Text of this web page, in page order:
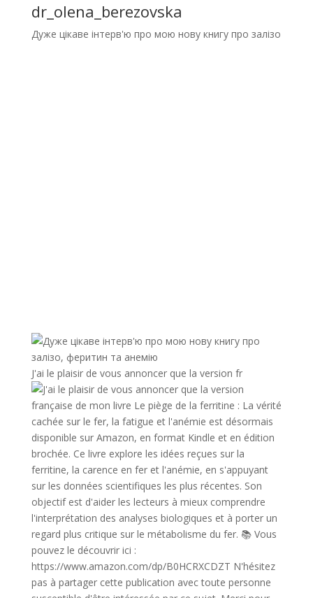
dr_olena_berezovska
Дуже цікаве інтерв'ю про мою нову книгу про залізо
J'ai le plaisir de vous annoncer que la version fr